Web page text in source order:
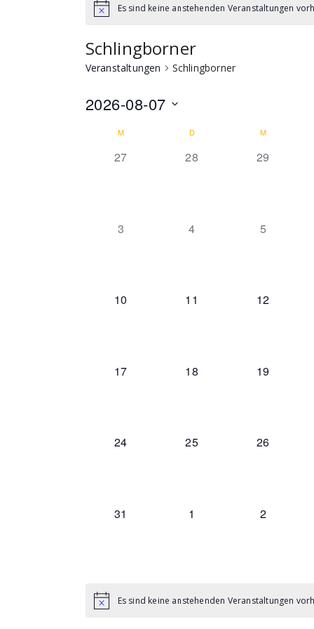
Es sind keine anstehenden Veranstaltungen
Schlingborner
Veranstaltungen Schlingborner
2026-08-07
wählen.
Kalender
von
M D M
0 Veranstaltungen,
27 0 Veranstaltungen,
28 0
29
0 Veranstaltungen,
3 0 Veranstaltungen,
4 0
5
0 Veranstaltungen,
10 0 Veranstaltungen,
11 0
12
0 Veranstaltungen,
17 0 Veranstaltungen,
18 0
19
0 Veranstaltungen,
24 0 Veranstaltungen,
25 0
26
0 Veranstaltungen,
31 0 Veranstaltungen,
1 0
2
Es sind keine anstehenden Veranstaltungen